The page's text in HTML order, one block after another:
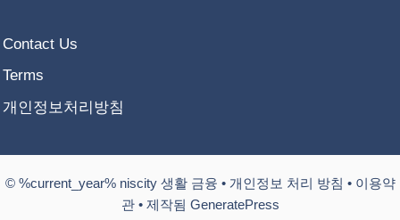
Contact Us
Terms
개인정보처리방침
© %current_year% niscity 생활 금융 • 개인정보 처리 방침 • 이용약
관• 제작됨 GeneratePress